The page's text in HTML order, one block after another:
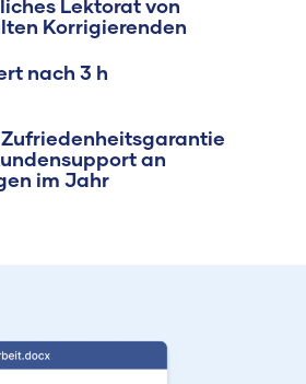
Lektorat von
Korrigierenden
nach 3 h
an
im Jahr